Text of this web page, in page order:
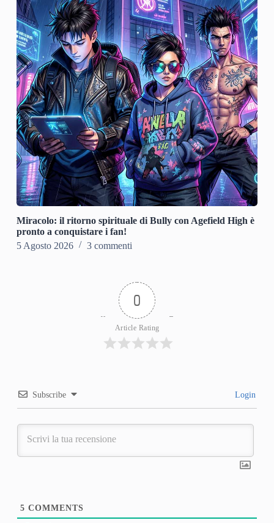
Miracolo: il ritorno spirituale di Bully con Agefield High è
pronto a conquistare i fan!
5 Agosto 2026
3 commenti
0
Article Rating
Subscribe Login
5 COMMENTS